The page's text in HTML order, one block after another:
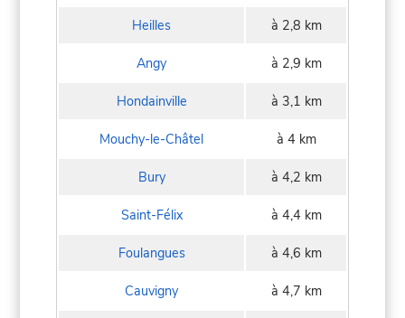
Heilles à 2,8 km
Angy à 2,9 km
Hondainville à 3,1 km
Mouchy-le-Châtel à 4 km
Bury à 4,2 km
Saint-Félix à 4,4 km
Foulangues à 4,6 km
Cauvigny à 4,7 km